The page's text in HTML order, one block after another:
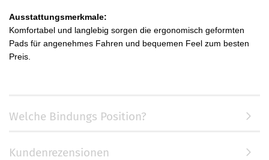
Ausstattungsmerkmale:
Komfortabel und langlebig sorgen die ergonomisch geformten
Pads für angenehmes Fahren und bequemen Feel zum besten
Preis.
Welche Bindungs Position?
Kundenrezensionen